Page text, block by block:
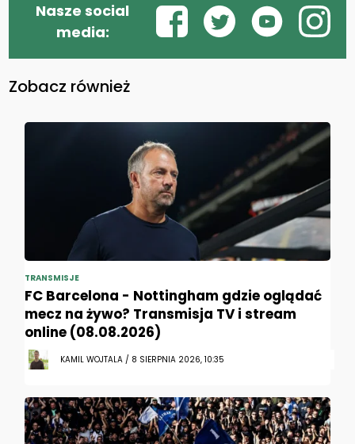
Nasze social
media:
Zobacz również
TRANSMISJE
FC Barcelona - Nottingham gdzie oglądać
mecz na żywo? Transmisja TV i stream
online (08.08.2026)
KAMIL WOJTALA / 8 SIERPNIA 2026, 10:35